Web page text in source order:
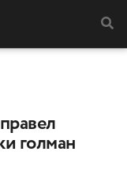
голман